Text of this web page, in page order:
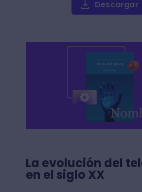
Descargar
La evolución del
en el siglo XX